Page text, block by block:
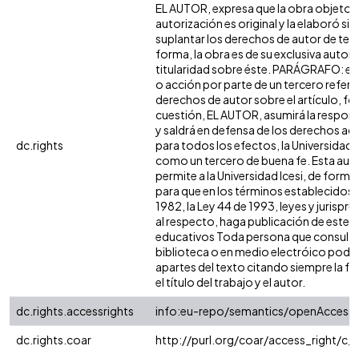
dc.rights
EL AUTOR, expresa que la obra objeto
autorización es original y la elaboró
suplantar los derechos de autor de
forma, la obra es de su exclusiva
titularidad sobre éste. PARÁGRAFO:
o acción por parte de un tercero
derechos de autor sobre el artículo,
cuestión, EL AUTOR, asumirá la
y saldrá en defensa de los derechos
para todos los efectos, la Universidad
como un tercero de buena fe. Esta
permite a la Universidad Icesi, de
para que en los términos establecidos
1982, la Ley 44 de 1993, leyes y
al respecto, haga publicación de este
educativos Toda persona que consulte
biblioteca o en medio electróico
apartes del texto citando siempre la
el título del trabajo y el autor.
dc.rights.accessrights
info:eu-repo/semantics/openAccess
dc.rights.coar
http://purl.org/coar/access_right/